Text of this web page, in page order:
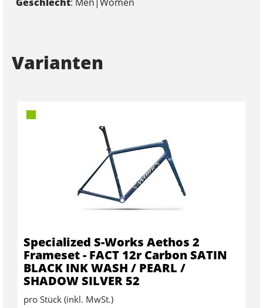
Varianten
Specialized S-Works Aethos 2
Frameset - FACT 12r Carbon SATIN
BLACK INK WASH / PEARL /
SHADOW SILVER 52
pro Stück (inkl. MwSt.)